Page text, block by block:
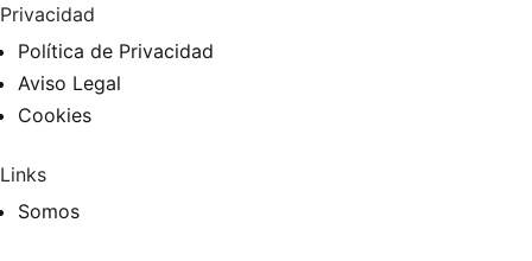
Privacidad
Política de Privacidad
Aviso Legal
Cookies
Links
Somos